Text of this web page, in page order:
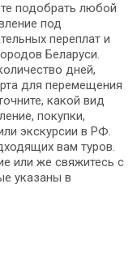
подобрать любой
под
переплат и
Беларуси.
дней,
для перемещения
какой вид
покупки,
экскурсии в РФ.
вам туров.
или же свяжитесь с
указаны в